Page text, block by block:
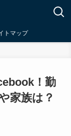
トマップ
！勤
家族は？